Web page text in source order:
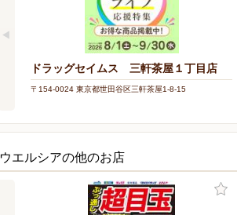
ドラッグセイムス 三軒茶屋１丁目店
〒154-0024 東京都世田谷区三軒茶屋1-8-15
ウエルシアの他のお店